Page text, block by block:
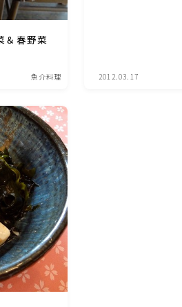
・シロップ・ジャム類
材
リア・小物・植物
キッズメニュー
然
＆春野菜
魚介料理 2012.03.17